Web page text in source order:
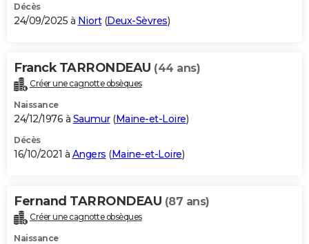
BONS PLANS
Carte de Noël
Carte Bonne année
Carte Saint-Valentin
Carte Pâques
Carte d'anniversaire
DICTIONNAIRE
Dictionnaire
Biographies
Citations
Expressions
Proverbes
PROGRAMME TV
S'inscrire
Se connecter
Lycées
Collèges
Primaires
Universités
Entreprises
Service militaire
Avis de recherche
AVIS DE DÉCÈS
Bricolage
Lifestyle
Culture
Sport
Auto
Television
Voyage
Cinema
Décès
24/09/2025 à Niort(Deux-Sèvres)
Franck TARRONDEAU (44 ans)
Créer une cagnotte obsèques
Naissance
24/12/1976 à Saumur(Maine-et-Loire)
Décès
16/10/2021 à Angers (Maine-et-Loire)
Fernand TARRONDEAU (87 ans)
Créer une cagnotte obsèques
Naissance